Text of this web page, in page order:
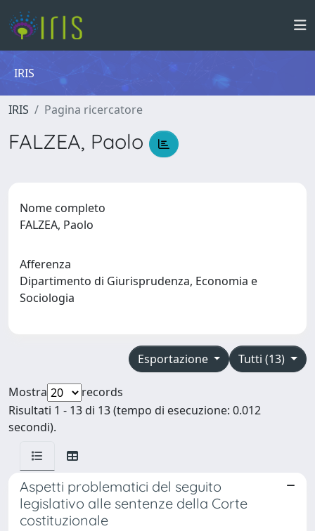
IRIS
IRIS Pagina ricercatore
FALZEA, Paolo
Nome completo
FALZEA, Paolo
Afferenza
Dipartimento di Giurisprudenza, Economia e
Sociologia
Tutti (13)
Esportazione
Mostra
records
Risultati 1 - 13 di 13 (tempo di esecuzione: 0.012
secondi).
Aspetti problematici del seguito
legislativo alle sentenze della Corte
costituzionale